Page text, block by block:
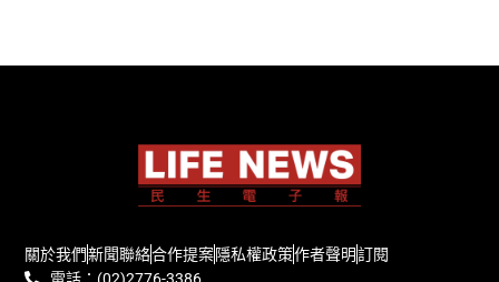
關於我們新聞聯絡合作提案隱私權政策作者聲明訂閱